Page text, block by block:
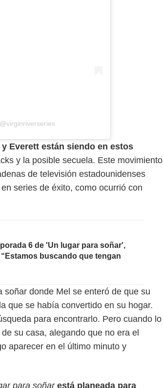
Everett están siendo en estos
y la posible secuela. Este movimiento
de televisión estadounidenses
series de éxito, como ocurrió con
6 de 'Un lugar para soñar',
buscando que tengan
soñar donde Mel se enteró de que su
que se había convertido en su hogar.
para encontrarlo. Pero cuando lo
su casa, alegando que no era el
aparecer en el último minuto y
para soñar está planeada para